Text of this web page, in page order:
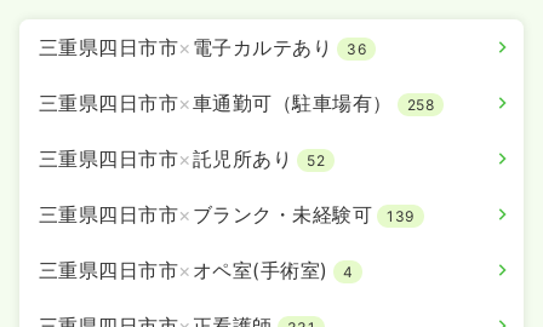
三重県四日市市× 電子カルテあり 36
三重県四日市市×車通勤可（駐車場有） 258
三重県四日市市×託児所あり 52
三重県四日市市× ブランク・未経験可 139
三重県四日市市× オペ室(手術室) 4